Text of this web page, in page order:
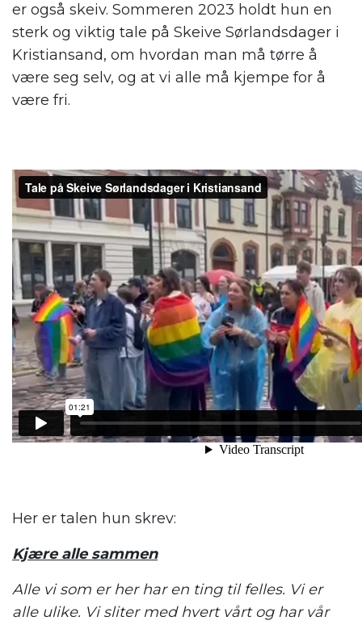
er også skeiv. Sommeren 2023 holdt hun en
sterk og viktig tale på Skeive Sørlandsdager i
Kristiansand, om hvordan man må tørre å
være seg selv, og at vi alle må kjempe for å
være fri.
Her er talen hun skrev:
Kjære alle sammen
Alle vi som er her har en ting til felles. Vi er
alle ulike. Vi sliter med hvert vårt og har vår